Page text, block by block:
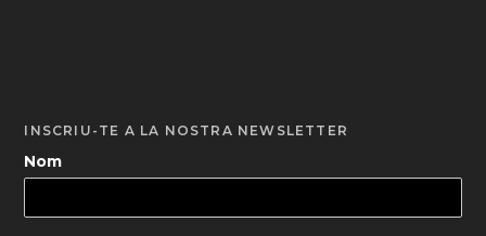
INSCRIU-TE A LA NOSTRA NEWSLETTER
Nom